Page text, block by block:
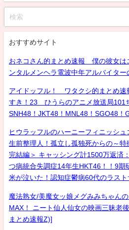
おすすめサイト
おネコさん的まとめ速報 僕の彼女は
ンタルメンヘラ電波中年アルバイタ
アイドッフル！ ワタクシ的まとめ
すき！23 ひうらのアニメ放送局101
SNH48！JKT48！MNL48！SGO48！
ヒウラッフルのハーニーフィニッシュ
生前整理人！孤立し孤独死からの～
完結編＞ キャッシング計1500万返済
つ病統合失調症14年生HKT46！！9期
米が泣いた！認知症鬱病60代のラス
魔法熟女/美魔女ッ娘メグみみちゃん
MAX！ ニート仙人仙女の映画三昧老
まとめ速報Z)]